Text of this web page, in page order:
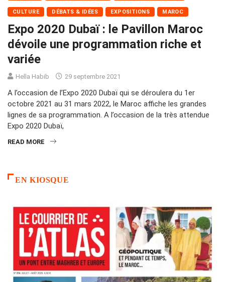
CULTURE DÉBATS & IDÉES EXPOSITIONS MAROC
Expo 2020 Dubaï : le Pavillon Maroc
dévoile une programmation riche et
variée
Hella Habib 29 septembre 2021
A l’occasion de l’Expo 2020 Dubaï qui se déroulera du 1er
octobre 2021 au 31 mars 2022, le Maroc affiche les grandes
lignes de sa programmation. A l’occasion de la très attendue
Expo 2020 Dubaï,
READ MORE
EN KIOSQUE